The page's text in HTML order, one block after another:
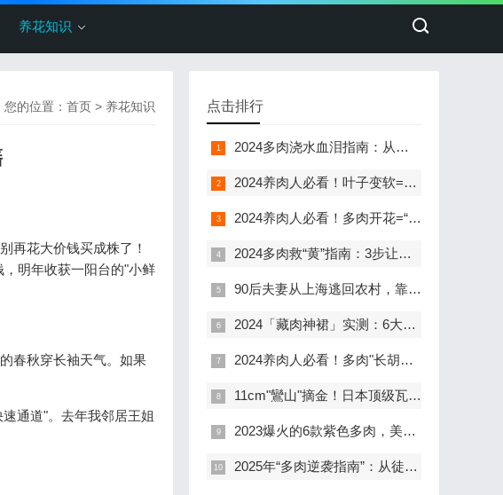
养花知识
您的位置： 首页 > 养花知识
再花大价钱买成株了！
明年收获一阳台的"小鲜
春秋穿长袖天气。如果
通道"。去年我邻居王姐
点击排行
2024多肉浇水血泪指南：从烂根到爆盆的365天生存手册
2024养肉人必看！叶子变软=多肉"求救信号"？6大原因+急救方案让你的肉肉秒回血
2024养肉人必看！多肉开花=“死刑通知单”？3招让你的肉肉死里逃生！
2024多肉救“黄”指南：3步让瘪叶子喝饱水，变身阳台彩虹小胖子！
90后夫妻从上海逃回农村，靠1600㎡大棚年入50万：多肉植物的"逆袭致富经"
2024「藏肉神裙」实测：6大数据告诉你，130斤穿对裙子比100斤还显瘦！
2024养肉人必看！多肉"长胡须"是求救信号？5个真相让你秒变养护大神
11cm"鸞山"摘金！日本顶级瓦苇大赏背后的多肉养成秘籍
2023爆火的6款紫色多肉，美到犯规！新手养出"紫气东来"全攻略
2025年“多肉逆袭指南”：从徒长丑货到色彩炸弹的90天蜕变计划